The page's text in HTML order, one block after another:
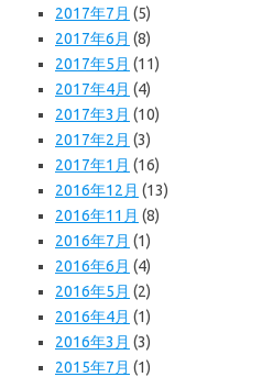
2017年7月 (5)
2017年6月 (8)
2017年5月 (11)
2017年4月 (4)
2017年3月 (10)
2017年2月 (3)
2017年1月 (16)
2016年12月 (13)
2016年11月 (8)
2016年7月 (1)
2016年6月 (4)
2016年5月 (2)
2016年4月 (1)
2016年3月 (3)
2015年7月 (1)